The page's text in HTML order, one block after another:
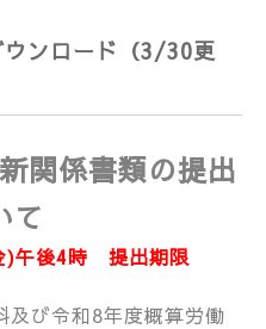
ンロード（3/30更
関係書類の提出
て
)午後4時 提出期限
び令和8年度概算労働